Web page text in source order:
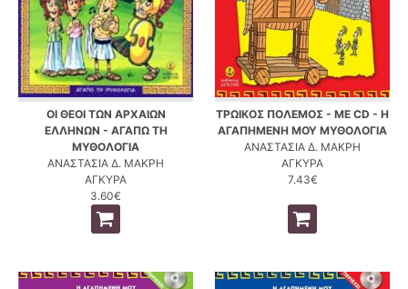
ΟΙ ΘΕΟΙ ΤΩΝ ΑΡΧΑΙΩΝ
ΕΛΛΗΝΩΝ - ΑΓΑΠΩ ΤΗ
ΜΥΘΟΛΟΓΙΑ
ΑΝΑΣΤΑΣΙΑ Δ. ΜΑΚΡΗ
ΑΓΚΥΡΑ
3.60€
ΤΡΩΙΚΟΣ ΠΟΛΕΜΟΣ - ΜΕ CD - Η
ΑΓΑΠΗΜΕΝΗ ΜΟΥ ΜΥΘΟΛΟΓΙΑ
ΑΝΑΣΤΑΣΙΑ Δ. ΜΑΚΡΗ
ΑΓΚΥΡΑ
7.43€